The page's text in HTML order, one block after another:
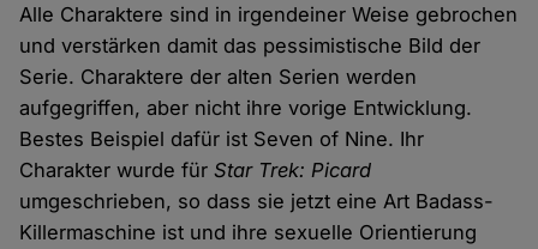
Alle Charaktere sind in irgendeiner Weise gebrochen
und verstärken damit das pessimistische Bild der
Serie. Charaktere der alten Serien werden
aufgegriffen, aber nicht ihre vorige Entwicklung.
Bestes Beispiel dafür ist Seven of Nine. Ihr
Charakter wurde fürStar Trek: Picard
umgeschrieben, so dass sie jetzt eine Art Badass-
Killermaschine ist und ihre sexuelle Orientierung